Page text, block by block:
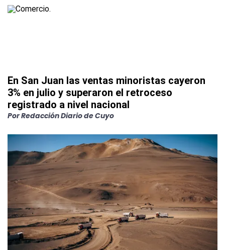
En San Juan las ventas minoristas cayeron
3% en julio y superaron el retroceso
registrado a nivel nacional
PorRedacción Diario de Cuyo